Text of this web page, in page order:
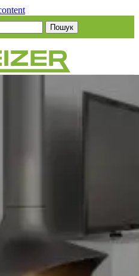
Пошук